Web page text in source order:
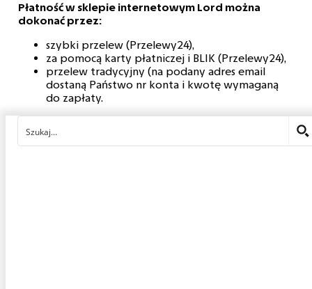
Płatność w sklepie internetowym Lord można
dokonać przez:
szybki przelew (Przelewy24),
za pomocą karty płatniczej i BLIK (Przelewy24),
przelew tradycyjny (na podany adres email
dostaną Państwo nr konta i kwotę wymaganą
do zapłaty.